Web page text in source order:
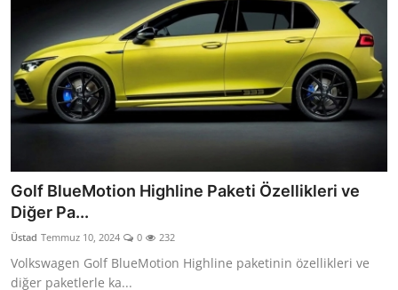
Golf BlueMotion Highline Paketi Özellikleri ve
Diğer Pa...
Üstad Temmuz 10, 2024 0 232
Volkswagen Golf BlueMotion Highline paketinin özellikleri ve
diğer paketlerle ka...